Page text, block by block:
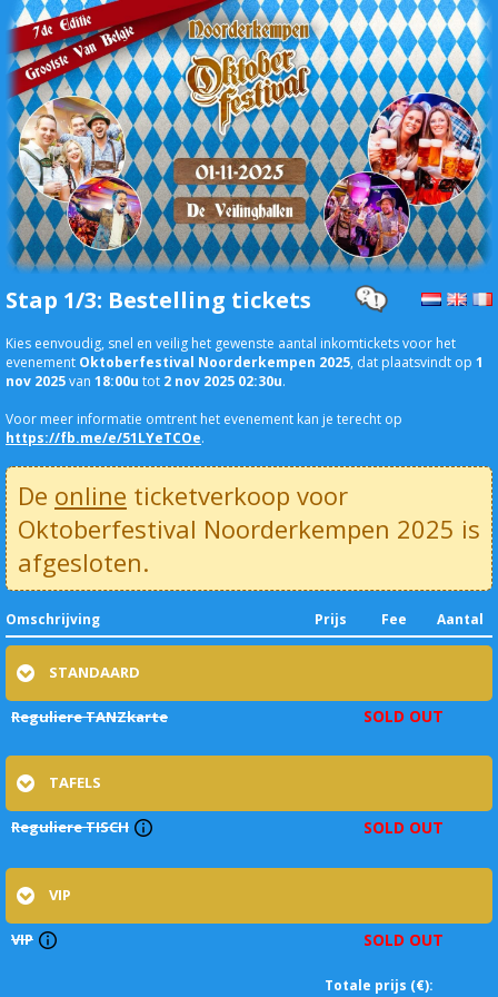
Stap 1/3: Bestelling tickets
Kies eenvoudig, snel en veilig het gewenste aantal inkomtickets voor het
evenement Oktoberfestival Noorderkempen 2025, dat plaatsvindt op 1
nov 2025van 18:00u tot 2 nov 2025 02:30u.
Voor meer informatie omtrent het evenement kan je terecht op
https://fb.me/e/51LYeTCOe.
De online ticketverkoop voor
Oktoberfestival Noorderkempen 2025 is
afgesloten.
Omschrijving Prijs Fee Aantal
STANDAARD
Reguliere TANZkarte SOLD OUT
TAFELS
Reguliere TISCH SOLD OUT
VIP
VIP SOLD OUT
Totale prijs (€):